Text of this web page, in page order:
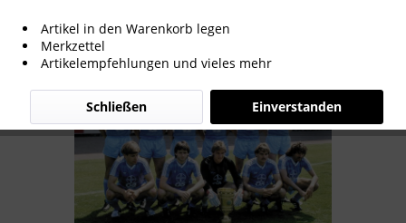
Artikel in den Warenkorb legen
Merkzettel
Artikelempfehlungen und vieles mehr
Einverstanden
Schließen